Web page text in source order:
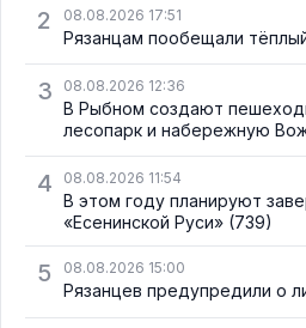
2 08.08.2026 17:51
Рязанцам пообещали
3 08.08.2026 12:36
В Рыбном создают
лесопарк и набережную
4 08.08.2026 11:54
В этом году планируют
«Есенинской Руси» (739)
5 08.08.2026 15:00
Рязанцев предупредили о